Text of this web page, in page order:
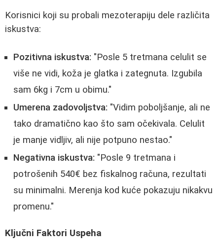
Korisnici koji su probali mezoterapiju dele različita
iskustva:
Pozitivna iskustva: "Posle 5 tretmana celulit se
više ne vidi, koža je glatka i zategnuta. Izgubila
sam 6kg i 7cm u obimu."
Umerena zadovoljstva: "Vidim poboljšanje, ali ne
tako dramatično kao što sam očekivala. Celulit
je manje vidljiv, ali nije potpuno nestao."
Negativna iskustva: "Posle 9 tretmana i
potrošenih 540€ bez fiskalnog računa, rezultati
su minimalni. Merenja kod kuće pokazuju nikakvu
promenu."
Ključni Faktori Uspeha